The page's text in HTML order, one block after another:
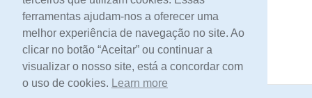
Contacto
ferramentas ajudam-nos a oferecer uma
melhor experiência de navegação no site. Ao
clicar no botão “Aceitar” ou continuar a
visualizar o nosso site, está a concordar com
o uso de cookies. Learn more